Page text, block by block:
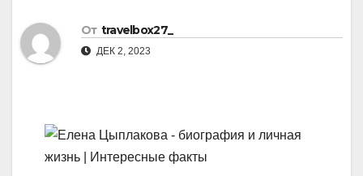
От travelbox27_
ДЕК 2, 2023